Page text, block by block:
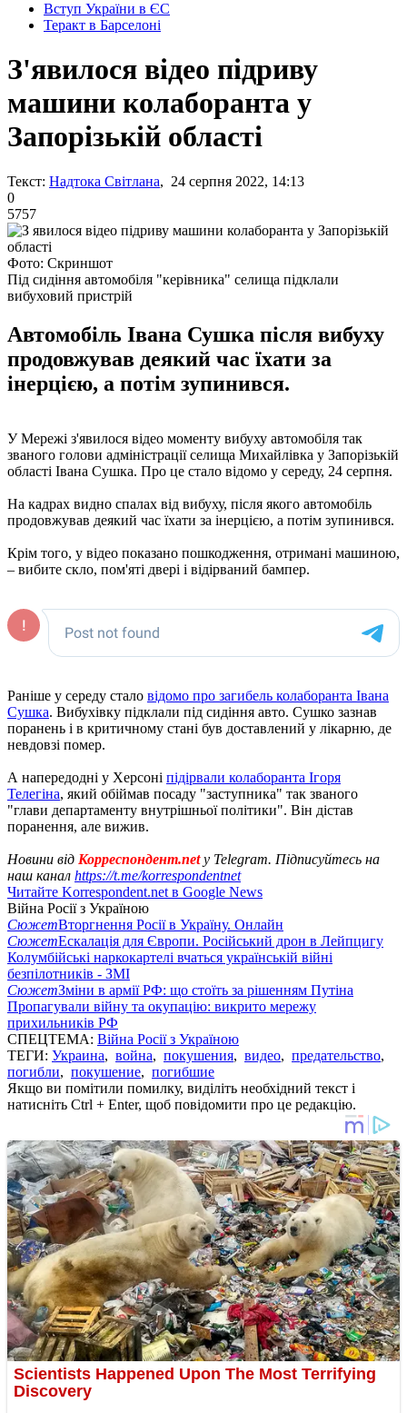
Вступ України в ЄС
Теракт в Барселоні
З'явилося відео підриву
машини колаборанта у
Запорізькій області
Текст: Надтока Світлана, 24 серпня 2022, 14:13
0
5757
Фото: Скриншот
Під сидіння автомобіля "керівника" селища підклали
вибуховий пристрій
Автомобіль Івана Сушка після вибуху
продовжував деякий час їхати за
інерцією, а потім зупинився.
У Мережі з'явилося відео моменту вибуху автомобіля так
званого голови адміністрації селища Михайлівка у Запорізькій
області Івана Сушка. Про це стало відомо у середу, 24 серпня.
На кадрах видно спалах від вибуху, після якого автомобіль
продовжував деякий час їхати за інерцією, а потім зупинився.
Крім того, у відео показано пошкодження, отримані машиною,
– вибите скло, пом'яті двері і відірваний бампер.
Раніше у середу стало відомо про загибель колаборанта Івана
Сушка. Вибухівку підклали під сидіння авто. Сушко зазнав
поранень і в критичному стані був доставлений у лікарню, де
невдовзі помер.
А напередодні у Херсоні підірвали колаборанта Ігоря
Телегіна, який обіймав посаду "заступника" так званого
"глави департаменту внутрішньої політики". Він дістав
поранення, але вижив.
Новини від Корреспондент.netу Telegram. Підписуйтесь на
наш канал https://t.me/korrespondentnet
Читайте Korrespondent.net в Google News
Війна Росії з Україною
СюжетВторгнення Росії в Україну. Онлайн
СюжетЕскалація для Європи. Російський дрон в Лейпцигу
Колумбійські наркокартелі вчаться українській війні
безпілотників - ЗМІ
СюжетЗміни в армії РФ: що стоїть за рішенням Путіна
Пропагували війну та окупацію: викрито мережу
прихильників РФ
СПЕЦТЕМА: Війна Росії з Україною
ТЕГИ: Украина, война, покушения, видео, предательство,
погибли, покушение, погибшие
Якщо ви помітили помилку, виділіть необхідний текст і
натисніть Ctrl + Enter, щоб повідомити про це редакцію.